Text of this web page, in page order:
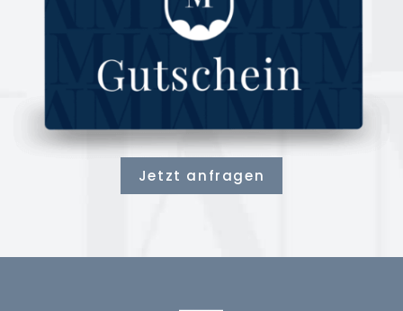
Jetzt anfragen